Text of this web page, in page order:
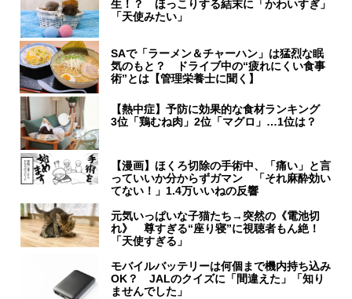
生！？ ほっこりする結末に「かわいすぎ」
「天使みたい」
SAで「ラーメン＆チャーハン」は猛烈な眠
気のもと？ ドライブ中の“疲れにくい食事
術”とは【管理栄養士に聞く】
【熱中症】予防に効果的な食材ランキング
3位「鶏むね肉」2位「マグロ」…1位は？
【漫画】ほくろ切除の手術中、「痛い」と言
っていいか分からずガマン 「それ麻酔効い
てない！」1.4万いいねの反響
元気いっぱいな子猫たち→突然の《電池切
れ》 尊すぎる“座り寝”に視聴者もん絶！
「天使すぎる」
モバイルバッテリーは何個まで機内持ち込み
OK？ JALのクイズに「間違えた」「知り
ませんでした」